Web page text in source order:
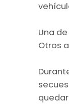
Una
Otros